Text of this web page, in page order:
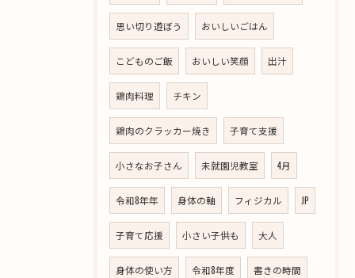
思い切り遊ぼう おいしいごはん
こどものご飯 おいしい笑顔 出汁
鶏肉料理 チキン
鶏肉のクラッカー焼き 子育て支援
小さなお子さん 未就園児教室 4月
令和8年年 身体の軸 フィジカル JP
子育て応援 小さい子供も 大人
身体の使い方 令和8年度 書きの時間